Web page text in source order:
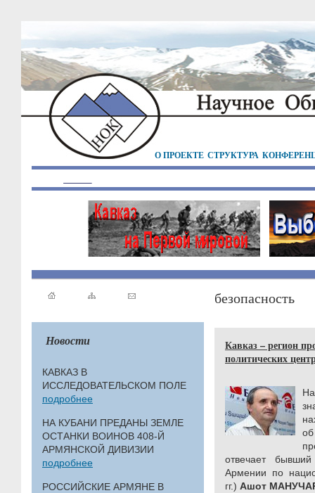
О ПРОЕКТЕ СТРУКТУРА
Новости
КАВКАЗ В
ИССЛЕДОВАТЕЛЬСКОМ ПОЛЕ
подробнее
НА КУБАНИ ПРЕДАНЫ ЗЕМЛЕ
ОСТАНКИ ВОИНОВ 408-Й
АРМЯНСКОЙ ДИВИЗИИ
подробнее
РОССИЙСКИЕ АРМЯНЕ В
безопасность
Кавказ – регион
политических
отвечает
Aрмении по
гг.) Ашот